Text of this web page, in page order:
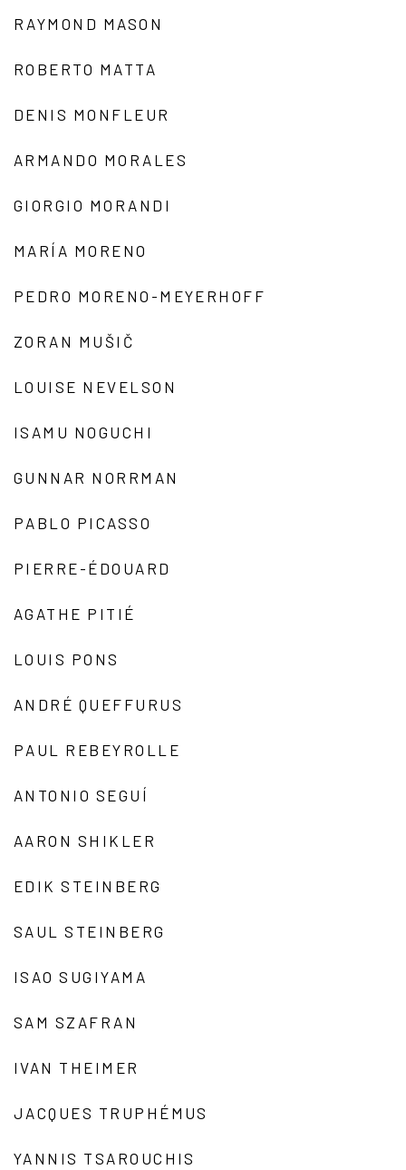
RAYMOND MASON
ROBERTO MATTA
DENIS MONFLEUR
ARMANDO MORALES
GIORGIO MORANDI
MARÍA MORENO
PEDRO MORENO-MEYERHOFF
ZORAN MUŠIČ
LOUISE NEVELSON
ISAMU NOGUCHI
GUNNAR NORRMAN
PABLO PICASSO
PIERRE-ÉDOUARD
AGATHE PITIÉ
LOUIS PONS
ANDRÉ QUEFFURUS
PAUL REBEYROLLE
ANTONIO SEGUÍ
AARON SHIKLER
EDIK STEINBERG
SAUL STEINBERG
ISAO SUGIYAMA
SAM SZAFRAN
IVAN THEIMER
JACQUES TRUPHÉMUS
YANNIS TSAROUCHIS